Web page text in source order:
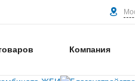
Компания